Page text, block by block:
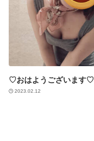
♡おはようございます♡
2023.02.12